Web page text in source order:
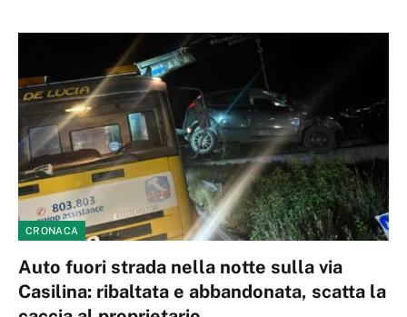
CRONACA
Auto fuori strada nella notte sulla via
Casilina: ribaltata e abbandonata, scatta la